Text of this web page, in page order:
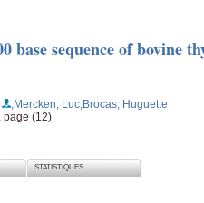
base sequence of bovine
;Mercken, Luc;Brocas, Huguette
page (12)
STATISTIQUES